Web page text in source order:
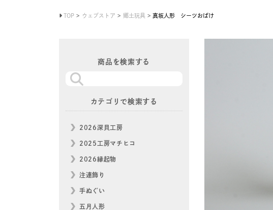
TOP ウェブストア 郷土玩具 真坂人形 シーツおばけ
商品を検索する
カテゴリで検索する
2026深貝工房
2025工房マチヒコ
2026縁起物
注連飾り
手ぬぐい
五月人形